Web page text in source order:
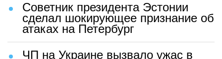
Советник президента Эстонии
сделал шокирующее признание об
атаках на Петербург
ЧП на Украине вызвало ужас в